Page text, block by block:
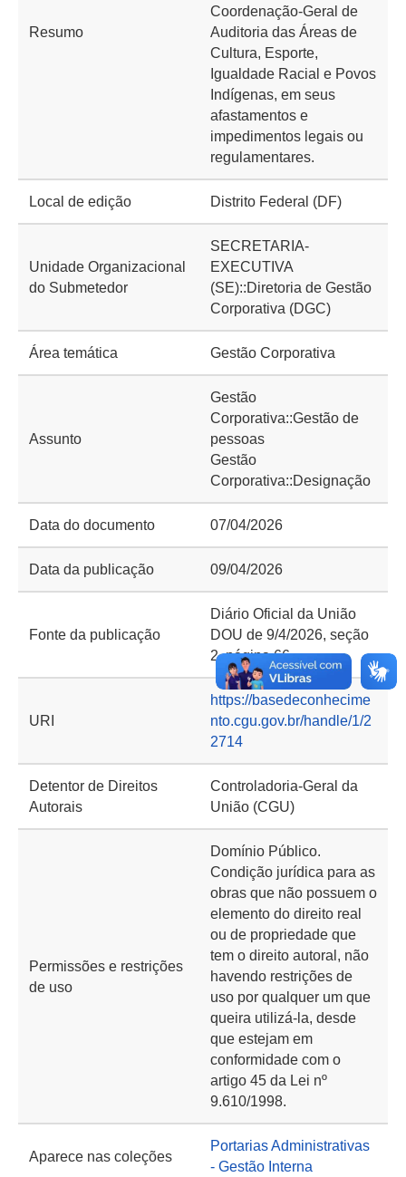
Resumo
Coordenação-Geral de
Auditoria das Áreas de
Cultura, Esporte,
Igualdade Racial e Povos
Indígenas, em seus
afastamentos e
impedimentos legais ou
regulamentares.
Local de edição Distrito Federal (DF)
Unidade Organizacional
do Submetedor
SECRETARIA-
EXECUTIVA
(SE)::Diretoria de Gestão
Corporativa (DGC)
Área temática Gestão Corporativa
Assunto
Gestão
Corporativa::Gestão de
pessoas
Gestão
Corporativa::Designação
Data do documento 07/04/2026
Data da publicação 09/04/2026
Fonte da publicação
Diário Oficial da União
DOU de 9/4/2026, seção
2, página 66
URI
https://basedeconhecime
nto.cgu.gov.br/handle/1/2
2714
Detentor de Direitos
Autorais
Controladoria-Geral da
União (CGU)
Permissões e restrições
de uso
Domínio Público.
Condição jurídica para as
obras que não possuem o
elemento do direito real
ou de propriedade que
tem o direito autoral, não
havendo restrições de
uso por qualquer um que
queira utilizá-la, desde
que estejam em
conformidade com o
artigo 45 da Lei nº
9.610/1998.
Aparece nas coleções
Portarias Administrativas
- Gestão Interna